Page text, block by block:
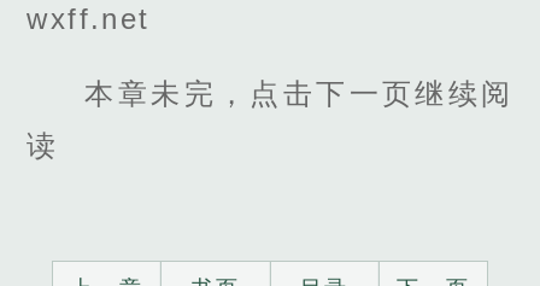
wxff.net
本章未完，点击下一页继续阅
读